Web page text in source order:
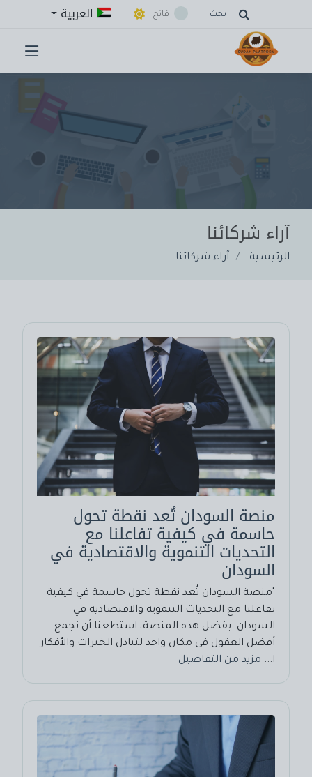
بحث فاتح العربية
آراء شركائنا
الرئيسية آراء شركائنا
منصة السودان تُعد نقطة تحول
حاسمة في كيفية تفاعلنا مع
التحديات التنموية والاقتصادية في
السودان
"منصة السودان تُعد نقطة تحول حاسمة في كيفية
تفاعلنا مع التحديات التنموية والاقتصادية في
السودان. بفضل هذه المنصة، استطعنا أن نجمع
أفضل العقول في مكان واحد لتبادل الخبرات والأفكار
ا... مزيد من التفاصيل